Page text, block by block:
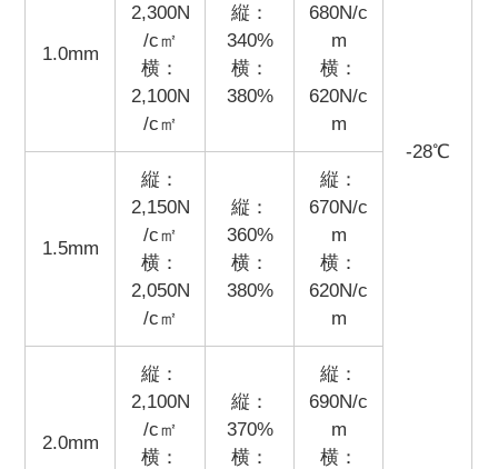
-28℃
1.0mm
2,300N
/c㎡​
横：
2,100N
/c㎡
縦：
340%
​横：
380%
680N/c
m
​横：
620N/c
m
1.5mm
縦：
2,150N
/c㎡​
横：
2,050N
/c㎡
縦：
360%
​横：
380%
縦：
670N/c
m
​横：
620N/c
m
2.0mm
縦：
2,100N
/c㎡​
横：
縦：
370%
​横：
縦：
690N/c
m
​横：